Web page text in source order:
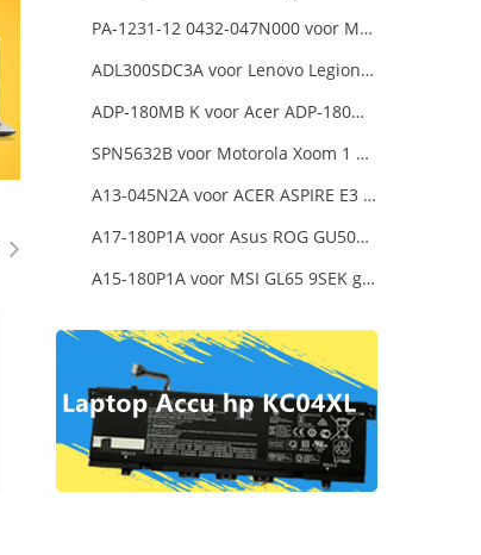
PA-1231-12 0432-047N000 voor MSI 1762 GT70 16F3 16F4
ADL300SDC3A voor Lenovo Legion 5 Pro 16ACH6H 82JQ008HUK 82JQ008
ADP-180MB K voor Acer ADP-180MB K Laptop Charger
SPN5632B voor Motorola Xoom 1 Tablet
A13-045N2A voor ACER ASPIRE E3 SERIES ASPIRE E5 SERIES ASPIRE ES1 SERIES
A17-180P1A voor Asus ROG GU501G GU501GM Adapter Power Supply
A15-180P1A voor MSI GL65 9SEK gaming laptop